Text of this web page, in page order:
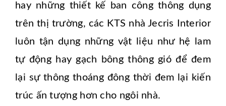
hay những thiết kế ban công thông dụng
trên thị trường, các KTS nhà Jecris Interior
luôn tận dụng những vật liệu như hệ lam
tự động hay gạch bông thông gió để đem
lại sự thông thoáng đông thời đem lại kiến
trúc ấn tượng hơn cho ngôi nhà.